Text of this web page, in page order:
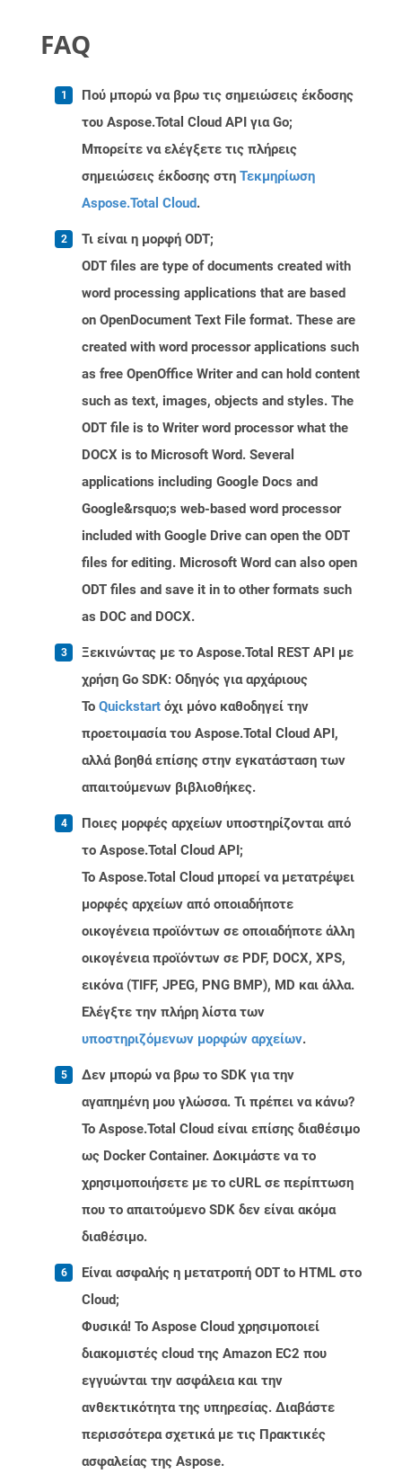
FAQ
Πού μπορώ να βρω τις σημειώσεις έκδοσης
του Aspose.Total Cloud API για Go;
Μπορείτε να ελέγξετε τις πλήρεις
σημειώσεις έκδοσης στη Τεκμηρίωση
Aspose.Total Cloud.
Τι είναι η μορφή ODT;
ODT files are type of documents created with
word processing applications that are based
on OpenDocument Text File format. These are
created with word processor applications such
as free OpenOffice Writer and can hold content
such as text, images, objects and styles. The
ODT file is to Writer word processor what the
DOCX is to Microsoft Word. Several
applications including Google Docs and
Google&rsquo;s web-based word processor
included with Google Drive can open the ODT
files for editing. Microsoft Word can also open
ODT files and save it in to other formats such
as DOC and DOCX.
Ξεκινώντας με το Aspose.Total REST API με
χρήση Go SDK: Οδηγός για αρχάριους
Το Quickstart όχι μόνο καθοδηγεί την
προετοιμασία του Aspose.Total Cloud API,
αλλά βοηθά επίσης στην εγκατάσταση των
απαιτούμενων βιβλιοθήκες.
Ποιες μορφές αρχείων υποστηρίζονται από
το Aspose.Total Cloud API;
Το Aspose.Total Cloud μπορεί να μετατρέψει
μορφές αρχείων από οποιαδήποτε
οικογένεια προϊόντων σε οποιαδήποτε άλλη
οικογένεια προϊόντων σε PDF, DOCX, XPS,
εικόνα (TIFF, JPEG, PNG BMP), MD και άλλα.
Ελέγξτε την πλήρη λίστα των
υποστηριζόμενων μορφών αρχείων.
Δεν μπορώ να βρω το SDK για την
αγαπημένη μου γλώσσα. Τι πρέπει να κάνω?
Το Aspose.Total Cloud είναι επίσης διαθέσιμο
ως Docker Container. Δοκιμάστε να το
χρησιμοποιήσετε με το cURL σε περίπτωση
που το απαιτούμενο SDK δεν είναι ακόμα
διαθέσιμο.
Είναι ασφαλής η μετατροπή ODT to HTML στο
Cloud;
Φυσικά! Το Aspose Cloud χρησιμοποιεί
διακομιστές cloud της Amazon EC2 που
εγγυώνται την ασφάλεια και την
ανθεκτικότητα της υπηρεσίας. Διαβάστε
περισσότερα σχετικά με τις Πρακτικές
ασφαλείας της Aspose.